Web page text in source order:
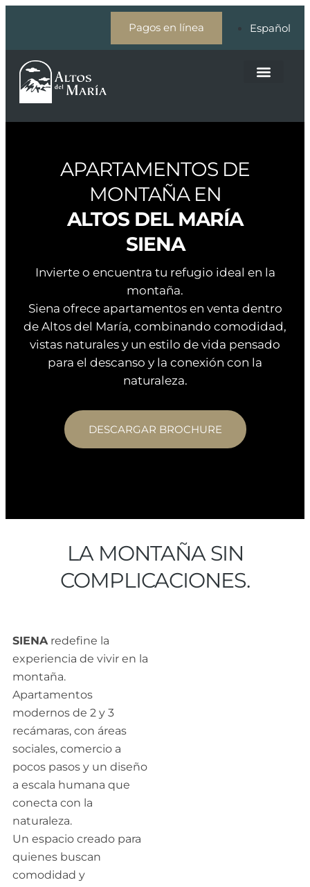
Pagos en línea Español
APARTAMENTOS DE
MONTAÑA EN
ALTOS DEL MARÍA
SIENA
Invierte o encuentra tu refugio ideal en la
montaña.
Siena ofrece apartamentos en venta dentro
de Altos del María, combinando comodidad,
vistas naturales y un estilo de vida pensado
para el descanso y la conexión con la
naturaleza.
DESCARGAR BROCHURE
LA MONTAÑA SIN
COMPLICACIONES.
SIENAredefine la
experiencia de vivir en la
montaña.
Apartamentos
modernos de 2 y 3
recámaras, con áreas
sociales, comercio a
pocos pasos y un diseño
a escala humana que
conecta con la
naturaleza.
Un espacio creado para
quienes buscan
comodidad y